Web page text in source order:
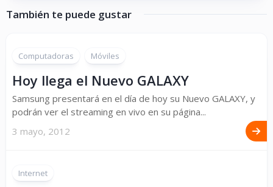
También te puede gustar
Computadoras Móviles
Hoy llega el Nuevo GALAXY
Samsung presentará en el día de hoy su Nuevo GALAXY, y
podrán ver el streaming en vivo en su página...
3 mayo, 2012
Internet